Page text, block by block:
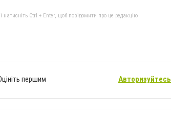
Ctrl + Enter, щоб повідомити про це редакцію
першим Авторизуйтесь